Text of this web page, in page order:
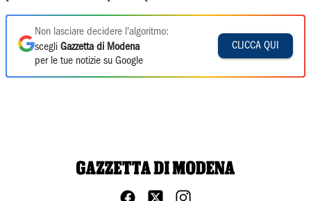
Non lasciare decidere l'algoritmo:
scegli Gazzetta di Modena
per le tue notizie su Google
CLICCA QUI